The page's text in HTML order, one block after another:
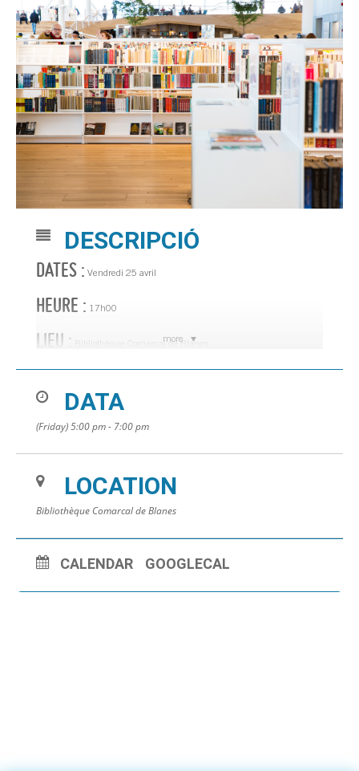
more
DESCRIPCIÓ
DATES : Vendredi 25 avril
HEURE : 17h00
LIEU : Bibliothèque Comarcal de Blanes
16 ans.
Places limitées, inscriptions à la bibliothèque. À l’occasion de la
DATA
(Friday) 5:00 pm - 7:00 pm
LOCATION
Bibliothèque Comarcal de Blanes
CALENDAR GOOGLECAL